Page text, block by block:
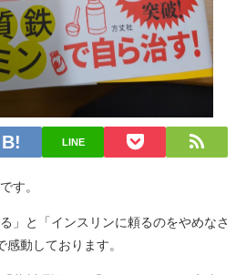
LINE
す。
」と「インスリンに頼るのをやめなさ
動しております。